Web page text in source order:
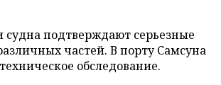
подтверждают серьезные
частей. В порту Самсуна
обследование.